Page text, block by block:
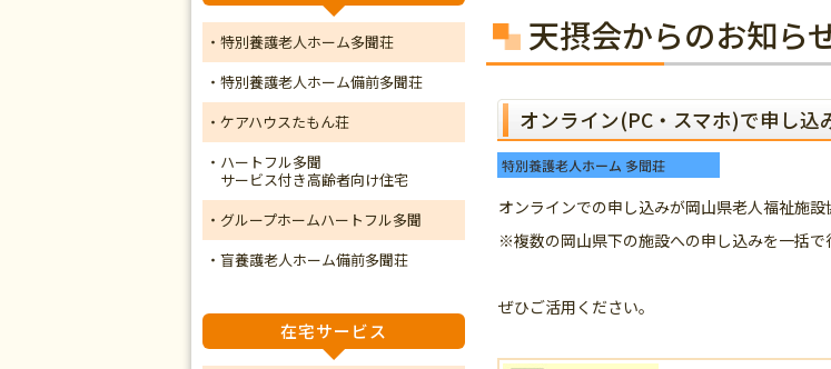
天摂会からのお知ら
オンライン(PC・スマホ)で申し込
オンラインでの申し込みが岡山県老人福祉施
※複数の岡山県下の施設への申し込みを一括で
ぜひご活用ください。
・特別養護老人ホーム多聞荘
・特別養護老人ホーム備前多聞荘
・ケアハウスたもん荘
・ハートフル多聞
サービス付き高齢者向け住宅
・グループホームハートフル多聞
・盲養護老人ホーム備前多聞荘
在宅サービス